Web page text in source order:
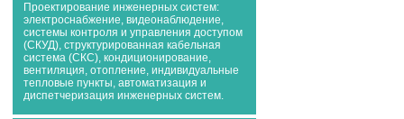
Проектирование инженерных систем:
электроснабжение, видеонаблюдение,
системы контроля и управления доступом
(СКУД), структурированная кабельная
система (СКС), кондиционирование,
вентиляция, отопление, индивидуальные
тепловые пункты, автоматизация и
диспетчеризация инженерных систем.